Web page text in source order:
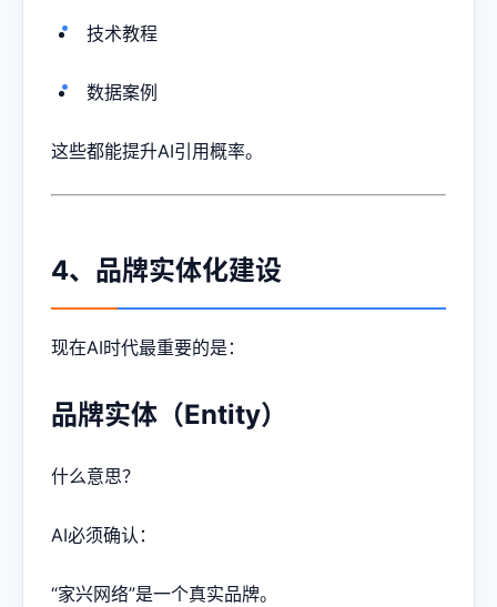
技术教程
数据案例
这些都能提升AI引用概率。
4、品牌实体化建设
现在AI时代最重要的是：
品牌实体（Entity）
什么意思？
AI必须确认：
“家兴网络”是一个真实品牌。